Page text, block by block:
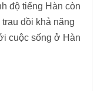
độ tiếng Hàn còn
dồi khả năng
cuộc sống ở Hàn